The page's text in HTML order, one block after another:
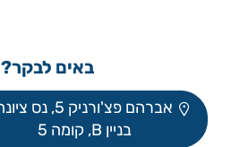
באים לבקר?
אברהם פצ'ורניק 5, נס ציונה
בניין B, קומה 5